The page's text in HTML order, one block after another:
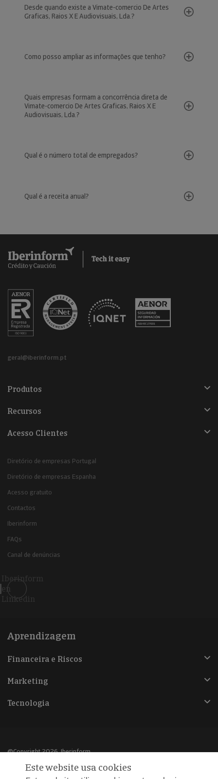
Desde quando existe a Vimate-comercio De Artes
Graficas, Raios X E Audiovisuais, Lda.?
Como posso ampliar as informações que tenho?
Quais empresas formam a concorrência direta de
Vimate-comercio De Artes Graficas, Raios X E
Audiovisuais, Lda.?
Qual é o número total de empregados?
Qual é a receita anual?
geral@iberinform.pt
Produtos
Recursos
Acesso Clientes
Diretório de empresas Portugal
Diretório de empresas Espanha
Acesso gratuito
Contactos
Iberinform
FAQs
Canal de denúncias
Iberinform
en
Linkedin
Aprendizagem
Financeira e Riscos
Marketing
Tecnologia
@Copyright 2026, Iberinform
Este website usa cookies